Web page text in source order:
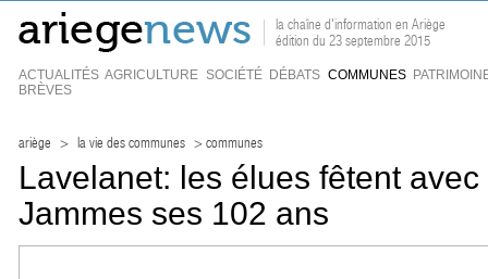
la chaîne d'information en Ariège
édition du 23 septembre 2015
ACTUALITÉS AGRICULTURE SOCIÉTÉ DÉBATS COMMUNES
BRÈVES
ariège > la vie des communes > communes
Lavelanet: les élues fêtent
Jammes ses 102 ans